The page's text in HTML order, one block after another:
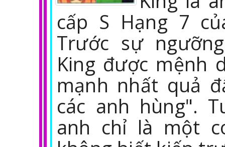
cấp S Hạng 7
Trước sự
King được mệnh
mạnh nhất quả
các anh hùng".
anh chỉ là một